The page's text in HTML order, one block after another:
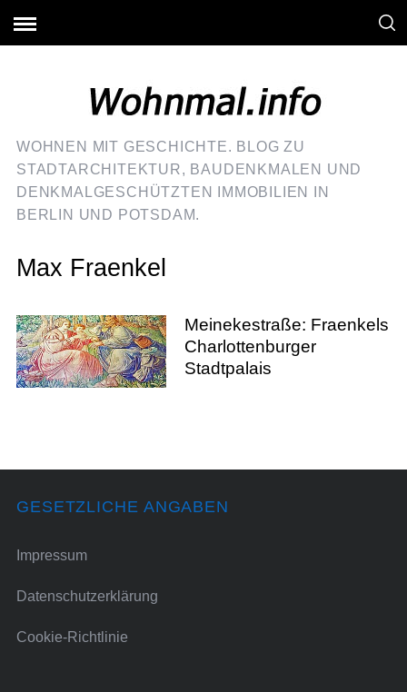
WOHNEN MIT GESCHICHTE. BLOG ZU
STADTARCHITEKTUR, BAUDENKMALEN UND
DENKMALGESCHÜTZTEN IMMOBILIEN IN
BERLIN UND POTSDAM.
Max Fraenkel
Meinekestraße: Fraenkels
Charlottenburger
Stadtpalais
GESETZLICHE ANGABEN
Impressum
Datenschutzerklärung
Cookie-Richtlinie